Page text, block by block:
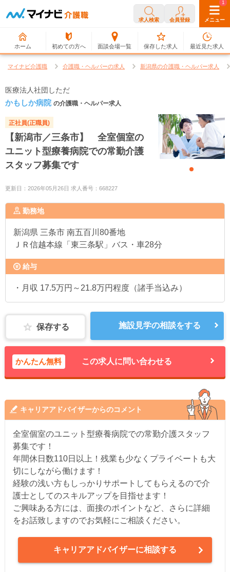
求人検索 会員登録 メニュー
ホーム 初めての方へ 面談会場一覧
0
保存した求人
1
最近見た求人
マイナビ介護職 介護職・ヘルパーの求人 新潟県の介護職・ヘルパー求人
医療法人社団しただ
かもしか病院 の介護職・ヘルパー求人
正社員(正職員)
【新潟市／三条市】 全室個室の
ユニット型療養病院での常勤介護
スタッフ募集です
更新日：2026年05月26日 求人番号：668227
勤務地
新潟県 三条市 南五百川80番地
ＪＲ信越本線「東三条駅」バス・車28分
給与
・月収 17.5万円～21.8万円程度（諸手当込み）
保存する 施設見学の相談をする
かんたん無料 この求人に問い合わせる
キャリアアドバイザーからのコメント
全室個室のユニット型療養病院での常勤介護スタッフ
募集です！
年間休日数110日以上！残業も少なくプライベートも大
切にしながら働けます！
経験の浅い方もしっかりサポートしてもらえるので介
護士としてのスキルアップを目指せます！
ご興味ある方には、面接のポイントなど、さらに詳細
をお話致しますのでお気軽にご相談ください。
キャリアアドバイザーに相談する